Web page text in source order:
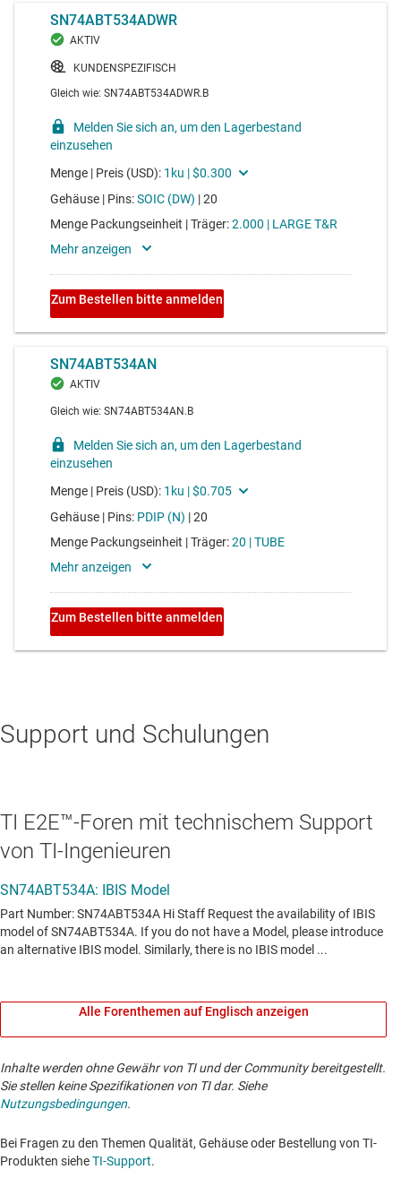
Support und Schulungen
TI E2E™-Foren mit technischem Support
von TI-Ingenieuren
Alle Forenthemen auf Englisch anzeigen
Inhalte werden ohne Gewähr von TI und der Community bereitgestellt.
Sie stellen keine Spezifikationen von TI dar. Siehe
Nutzungsbedingungen.
Bei Fragen zu den Themen Qualität, Gehäuse oder Bestellung von TI-
Produkten sieheTI-Support. ​​​​​​​​​​​​​​